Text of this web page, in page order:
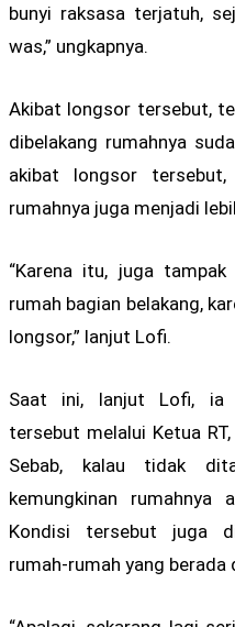
bunyi raksasa terjatuh,
was,” ungkapnya.
Akibat longsor tersebut,
dibelakang rumahnya
akibat longsor
rumahnya juga menjadi
“Karena itu, juga
rumah bagian belakang,
longsor,” lanjut Lofi.
Saat ini, lanjut Lofi, ia
tersebut melalui Ketua
Sebab, kalau tidak
kemungkinan
Kondisi tersebut juga
rumah-rumah yang berada